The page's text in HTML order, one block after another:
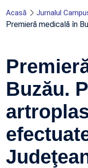
Acasă Jurnalul
Premieră medicală în
Buzău.